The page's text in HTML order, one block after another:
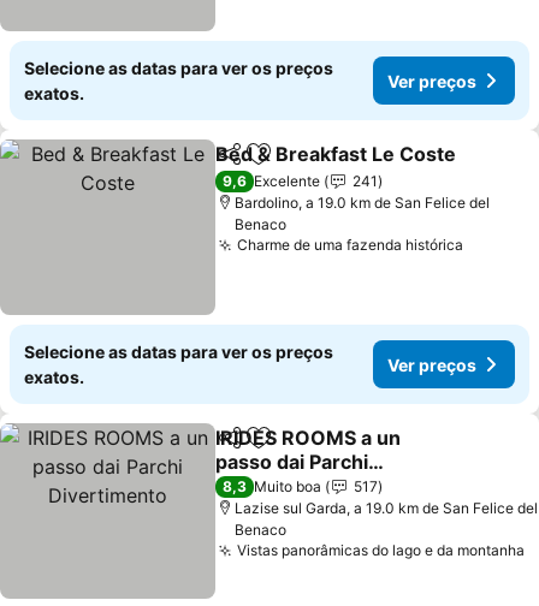
Selecione as datas para ver os preços
exatos.
Ver preços
PartilharAdicionar aos favoritos
Bed & Breakfast Le Coste
9,6 Excelente
241
Bardolino, a 19.0 km de San Felice del
Benaco
Charme de uma fazenda histórica
Selecione as datas para ver os preços
exatos.
Ver preços
PartilharAdicionar aos favoritos
IRIDES ROOMS a un
passo dai Parchi
Divertimento
8,3 Muito boa
517
Lazise sul Garda, a 19.0 km de San Felice del
Benaco
Vistas panorâmicas do lago e da montanha